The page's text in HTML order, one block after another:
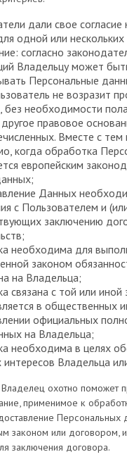
дали свое согласие
одной или нескольких
согласно
Владельцу может
Персональные
не возразит
без необходимости
правовое
Вместе с тем
когда обработка
европейским
Данных
с Пользователем и
заключению
необходима для
законом
на Владельца;
связана с той или иной
в общественных
официальных
на Владельца;
необходима в целях
интересов Владельца
охотно поможет
применимое к
Персональных
законом или договором,
заключения договора.